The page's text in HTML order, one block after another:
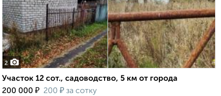
2
Участок 12 сот., садоводство, 5 км от города
200 000 ₽ 200 ₽ за сотку